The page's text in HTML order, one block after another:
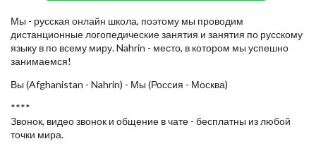
Мы - русская онлайн школа, поэтому мы проводим
дистанционные логопедические занятия и занятия по русскому
языку в по всему миру. Nahrin - место, в котором мы успешно
занимаемся!
Вы (Afghanistan - Nahrin) - Мы (Россия - Москва)
****
Звонок, видео звонок и общение в чате - бесплатны из любой
точки мира.